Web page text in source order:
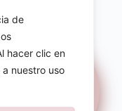
de
hacer clic en
nuestro uso